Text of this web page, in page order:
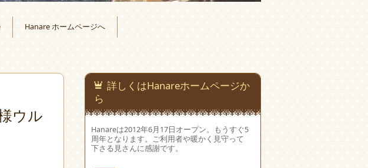
Hanare ホームページへ
ウル
詳しくはHanareホームページか
ら
Hanareは2012年6月17日オープン。もうすぐ5
周年となります。ご利用者や暖かく見守って
下さる見さんに感謝です。